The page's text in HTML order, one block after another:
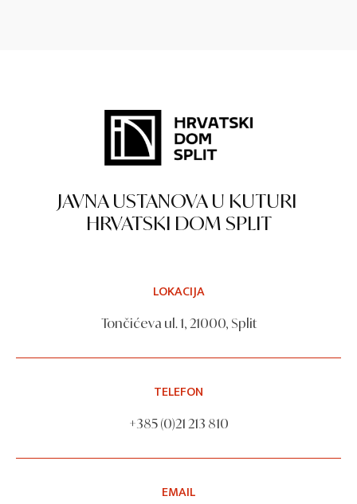
JAVNA USTANOVA U KUTURI
HRVATSKI DOM SPLIT
LOKACIJA
Tončićeva ul. 1, 21000, Split
TELEFON
+385 (0)21 213 810
EMAIL